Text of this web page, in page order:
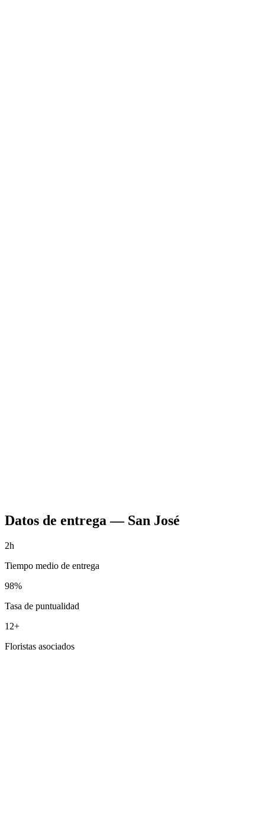
Datos de entrega — San José
2h
Tiempo medio de entrega
98%
Tasa de puntualidad
12+
Floristas asociados